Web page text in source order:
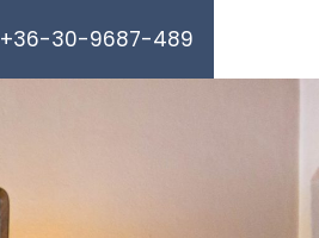
+36-30-9687-489